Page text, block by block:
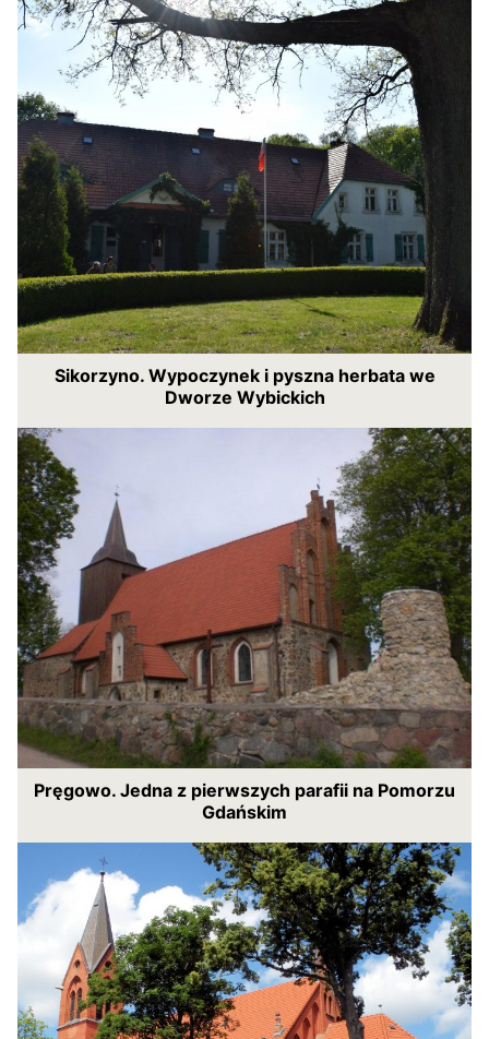
Sikorzyno. Wypoczynek i pyszna herbata we
Dworze Wybickich
Pręgowo. Jedna z pierwszych parafii na Pomorzu
Gdańskim